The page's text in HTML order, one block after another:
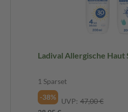
Ladival Allergische Haut
1 Sparset
-38%
UVP: 47,00 €